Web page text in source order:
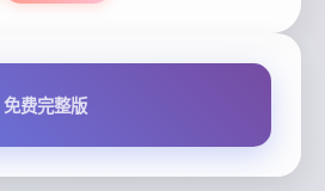
免费完整版